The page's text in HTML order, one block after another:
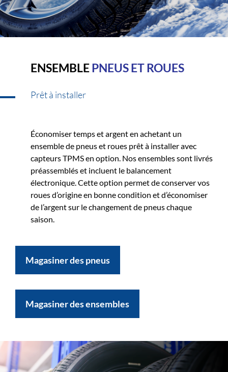
ENSEMBLEPNEUS ET ROUES
Prêt à installer
Économiser temps et argent en achetant un
ensemble de pneus et roues prêt à installer avec
capteurs TPMS en option. Nos ensembles sont livrés
préassemblés et incluent le balancement
électronique. Cette option permet de conserver vos
roues d’origine en bonne condition et d’économiser
de l’argent sur le changement de pneus chaque
saison.
Magasiner des pneus
Magasiner des ensembles